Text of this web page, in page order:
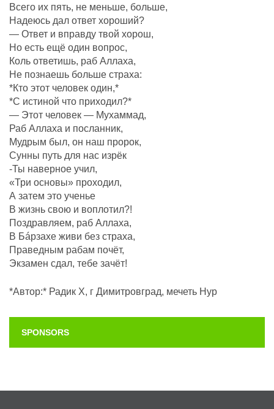
Всего их пять, не меньше, больше,
Надеюсь дал ответ хороший?
— Ответ и вправду твой хорош,
Но есть ещё один вопрос,
Коль ответишь, раб Аллаха,
Не познаешь больше страха:
*Кто этот человек один,*
*С истиной что приходил?*
— Этот человек — Мухаммад,
Раб Аллаха и посланник,
Мудрым был, он наш пророк,
Сунны путь для нас изрёк
-Ты наверное учил,
«Три основы» проходил,
А затем это ученье
В жизнь свою и воплотил?!
Поздравляем, раб Аллаха,
В Бáрзахе живи без страха,
Праведным рабам почëт,
Экзамен сдал, тебе зачёт!
*Автор:* Радик Х, г Димитровград, мечеть Нур
SPONSORS